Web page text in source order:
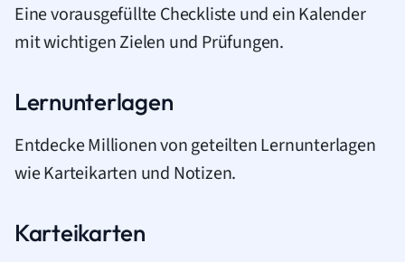
Eine vorausgefüllte Checkliste und ein Kalender
mit wichtigen Zielen und Prüfungen.
Lernunterlagen
Entdecke Millionen von geteilten Lernunterlagen
wie Karteikarten und Notizen.
Karteikarten